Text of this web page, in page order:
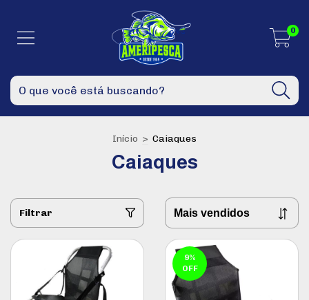
0
Início > Caiaques
Caiaques
Filtrar
9%
OFF